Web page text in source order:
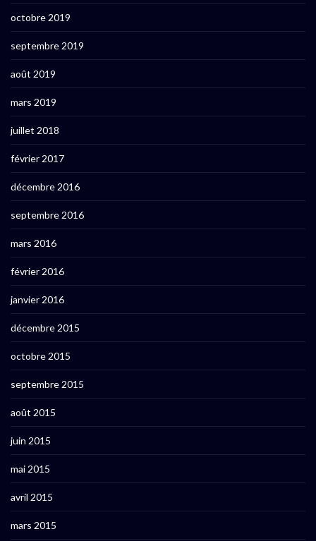
octobre 2019
septembre 2019
août 2019
mars 2019
juillet 2018
février 2017
décembre 2016
septembre 2016
mars 2016
février 2016
janvier 2016
décembre 2015
octobre 2015
septembre 2015
août 2015
juin 2015
mai 2015
avril 2015
mars 2015